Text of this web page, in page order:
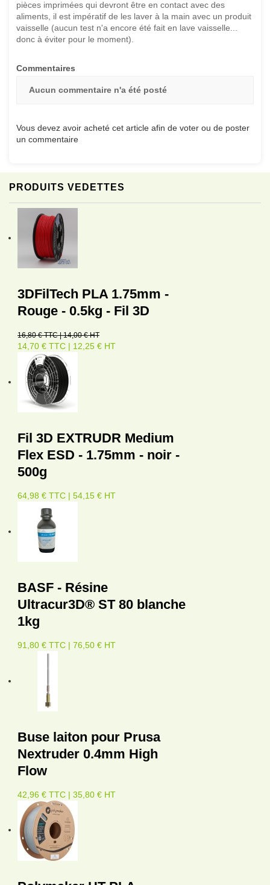
PRODUITS VEDETTES
3DFilTech PLA 1.75mm -
Rouge - 0.5kg - Fil 3D
16,80 € TTC | 14,00 € HT
14,70 € TTC | 12,25 € HT
Fil 3D EXTRUDR Medium
Flex ESD - 1.75mm - noir -
500g
64,98 € TTC | 54,15 € HT
BASF - Résine
Ultracur3D® ST 80 blanche
1kg
91,80 € TTC | 76,50 € HT
Buse laiton pour Prusa
Nextruder 0.4mm High
Flow
42,96 € TTC | 35,80 € HT
pièces imprimées qui devront être en contact avec des
aliments, il est impératif de les laver à la main avec un produit
vaisselle (aucun test n'a encore été fait en lave vaisselle...
donc à éviter pour le moment).
Commentaires
Aucun commentaire n'a été posté
Vous devez avoir acheté cet article afin de voter ou de poster
un commentaire